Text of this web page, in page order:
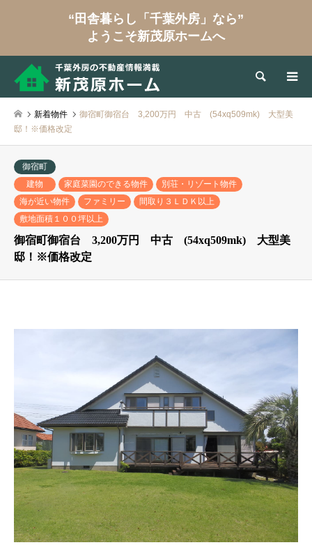
“田舎暮らし「千葉外房」なら”
ようこそ新茂原ホームへ
検索
新着物件
御宿町御宿台 3,200万円 中古 (54xq509mk) 大型美
邸！※価格改定
御宿町
建物
家庭菜園のできる物件
別荘・リゾート物件
海が近い物件
ファミリー
間取り３ＬＤＫ以上
敷地面積１００坪以上
御宿町御宿台 3,200万円 中古 (54xq509mk) 大型美
邸！※価格改定